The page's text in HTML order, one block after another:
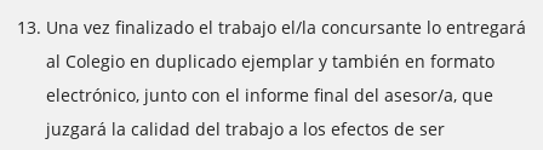
Una vez finalizado el trabajo el/la concursante lo entregará
al Colegio en duplicado ejemplar y también en formato
electrónico, junto con el informe final del asesor/a, que
juzgará la calidad del trabajo a los efectos de ser